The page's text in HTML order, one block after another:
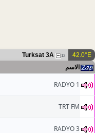
42.0°E
Turksat 3A 12
الاسم
RADYO 1
TRT FM
RADYO 3